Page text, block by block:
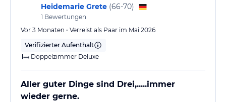
Heidemarie Grete (66-70)
1 Bewertungen
Vor 3 Monaten • Verreist als Paar im Mai 2026
Verifizierter Aufenthalt
Doppelzimmer Deluxe
Aller guter Dinge sind Drei,.....immer
wieder gerne.